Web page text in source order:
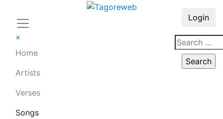
×
Home
Artists
Verses
Songs
Login